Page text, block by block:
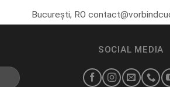
București, RO
SOCIAL MEDIA